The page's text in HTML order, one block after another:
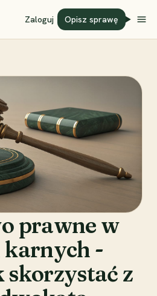
Zaloguj Opisz sprawę
prawne w
karnych -
skorzystać z